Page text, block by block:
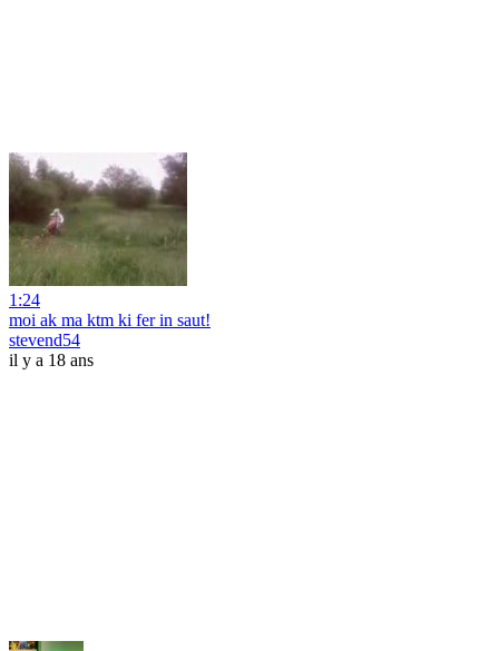
1:24
moi ak ma ktm ki fer in saut!
stevend54
il y a 18 ans